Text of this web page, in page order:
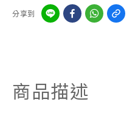
分享到
商品描述